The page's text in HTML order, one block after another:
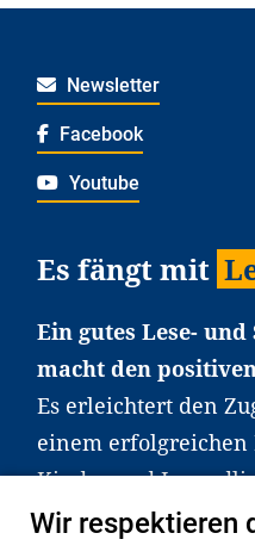
Newsletter
Facebook
Youtube
Es fängt mit
Ein gutes Lese-
macht den
Es erleichtert den
einem erfolgreichen
Kinder und
haben aber große
Wir respektieren